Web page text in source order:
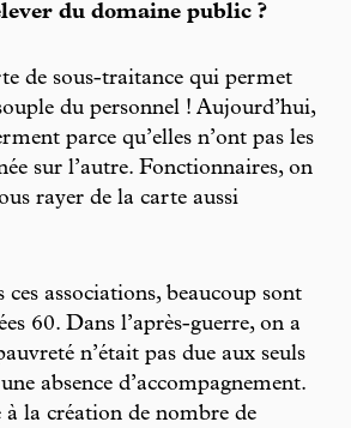
du domaine public ?
de sous-traitance qui permet
du personnel ! Aujourd’hui,
parce qu’elles n’ont pas les
sur l’autre. Fonctionnaires, on
rayer de la carte aussi
associations, beaucoup sont
60. Dans l’après-guerre, on a
n’était pas due aux seuls
absence d’accompagnement.
à la création de nombre de